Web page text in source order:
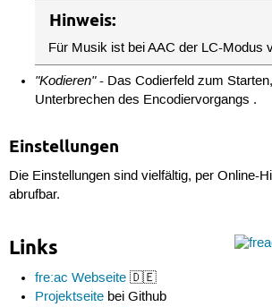
Hinweis:
Für Musik ist bei AAC der LC-Modus
"Kodieren"- Das Codierfeld zum
Unterbrechen des Encodiervorgangs .
Einstellungen
Die Einstellungen sind vielfältig, per Online-
abrufbar.
Links
fre:ac Webseite 🇩🇪
Projektseite bei Github